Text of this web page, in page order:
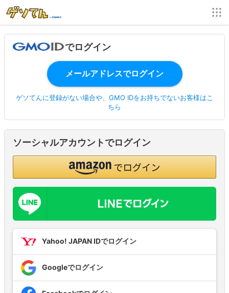
でログイン
ゲソてんに登録がない場合や、GMO IDをお持ちでないお客様はこ
ちら
ソーシャルアカウントでログイン
Yahoo! JAPAN IDでログイン
Googleでログイン